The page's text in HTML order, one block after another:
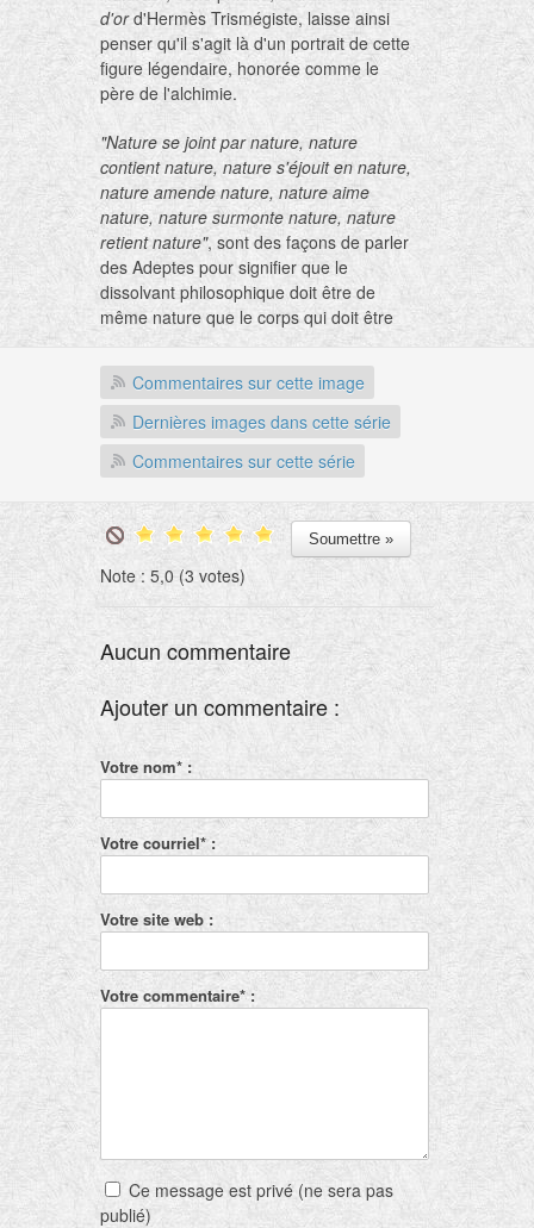
d'ord'Hermès Trismégiste, laisse ainsi
penser qu'il s'agit là d'un portrait de cette
figure légendaire, honorée comme le
père de l'alchimie.
"Nature se joint par nature, nature
contient nature, nature s'éjouit en nature,
nature amende nature, nature aime
nature, nature surmonte nature, nature
retient nature", sont des façons de parler
des Adeptes pour signifier que le
dissolvant philosophique doit être de
même nature que le corps qui doit être
dissous, que l'un perfectionne l'autre
dans le cours des opérations, et que
l'union des deux se fait d'abord par la
putréfaction et ensuite par la fixation.
Le Paon est l'oiseau consacré à Junon,
enluminure, c'est toute l'allégorie du
Deuxième Œuvrequi est annoncée. Là,
les couleurs du Paon se succèdent à
l'intérieur du vase philosophal.
Le Cerf incarne l'âme ou le
Soufre
philosophique. La Biche, qui symbolise
l'esprit, est la partie volatile du
Mercure
que la partie plus sulfureuse (le Cerf)
arrête et précipite au fond du vase et la
coagule avec lui, d'où lui naissent des
Philosophale.
Commentaires sur cette image
Dernières images dans cette série
Commentaires sur cette série
Note : 5,0 (3 votes)
Aucun commentaire
Ajouter un commentaire :
Votre nom* :
Votre courriel* :
Votre site web :
Votre commentaire* :
Ce message est privé (ne sera pas
publié)